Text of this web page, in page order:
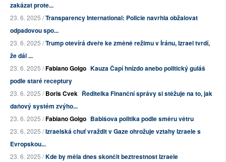
zakázat prote...
23. 6. 2025 /Transparency International: Policie navrhla obžalovat
odpadovou spo...
23. 6. 2025 /Trump otevírá dveře ke změně režimu v Íránu, Izrael tvrdí,
že dál ...
23. 6. 2025 /Fabiano Golgo Kauza Čapí hnízdo anebo politický guláš
podle staré receptury
23. 6. 2025 /Boris Cvek Ředitelka Finanční správy si stěžuje na to, jak
daňový systém zvýho...
23. 6. 2025 /Fabiano Golgo Babišova politika podle směru větru
23. 6. 2025 /Izraelská chuť vraždit v Gaze ohrožuje vztahy Izraele s
Evropskou...
23. 6. 2025 /Kde by měla dnes skončit beztrestnost Izraele